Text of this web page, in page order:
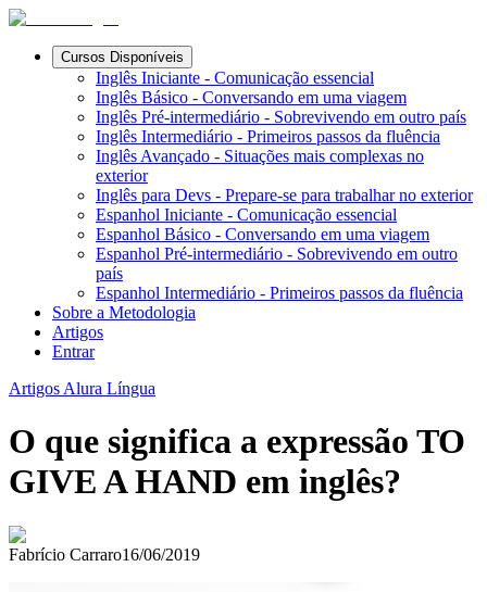
Cursos Disponíveis
Inglês Iniciante - Comunicação essencial
Inglês Básico - Conversando em uma viagem
Inglês Pré-intermediário - Sobrevivendo em outro país
Inglês Intermediário - Primeiros passos da fluência
Inglês Avançado - Situações mais complexas no
exterior
Inglês para Devs - Prepare-se para trabalhar no exterior
Espanhol Iniciante - Comunicação essencial
Espanhol Básico - Conversando em uma viagem
Espanhol Pré-intermediário - Sobrevivendo em outro
país
Espanhol Intermediário - Primeiros passos da fluência
Sobre a Metodologia
Artigos
Entrar
Artigos Alura Língua
O que significa a expressão TO
GIVE A HAND em inglês?
Fabrício Carraro16/06/2019